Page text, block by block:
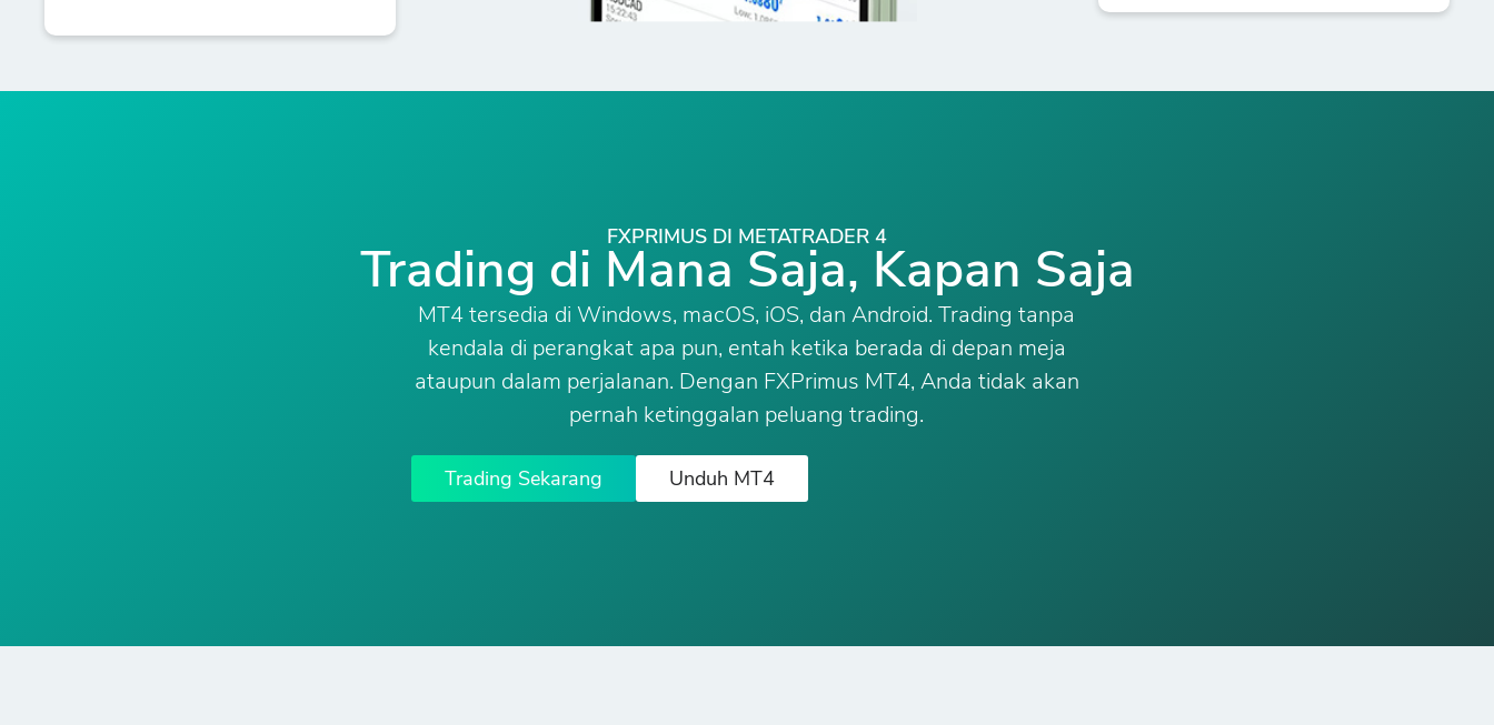
FXPRIMUS DI METATRADER 4
Trading di Mana Saja, Kapan Saja
MT4 tersedia di Windows, macOS, iOS, dan Android. Trading tanpa
kendala di perangkat apa pun, entah ketika berada di depan meja
ataupun dalam perjalanan. Dengan FXPrimus MT4, Anda tidak akan
pernah ketinggalan peluang trading.
Trading Sekarang Unduh MT4